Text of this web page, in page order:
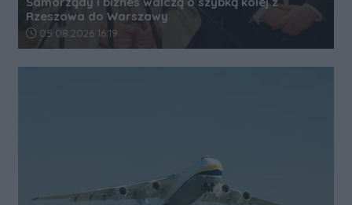
Rzeszowa do Warszawy
Data dodania artykułu:
05.08.2026 16:19